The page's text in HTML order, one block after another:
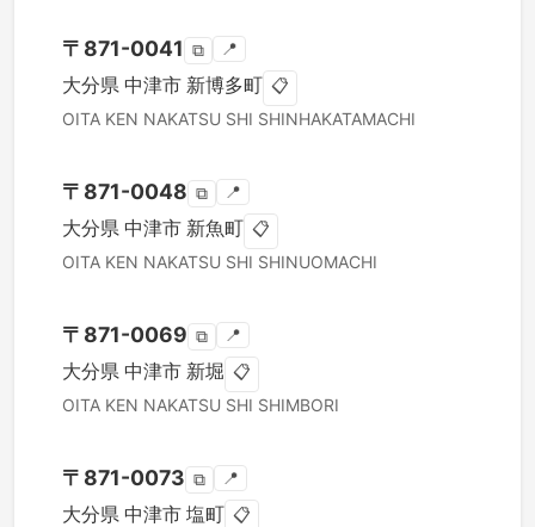
〒 871-0041 ⧉ 📍
大分県 中津市 新博多町 📋
OITA KEN NAKATSU SHI SHINHAKATAMACHI
〒 871-0048 ⧉ 📍
大分県 中津市 新魚町 📋
OITA KEN NAKATSU SHI SHINUOMACHI
〒 871-0069 ⧉ 📍
大分県 中津市 新堀 📋
OITA KEN NAKATSU SHI SHIMBORI
〒 871-0073 ⧉ 📍
大分県 中津市 塩町 📋